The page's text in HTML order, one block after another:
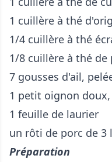
1 cuillère à thé
1/4 cuillère à thé
1/8 cuillère à thé de
7 gousses d'ail,
1 petit oignon
1 feuille de laurier
un rôti de porc de 3
Préparation